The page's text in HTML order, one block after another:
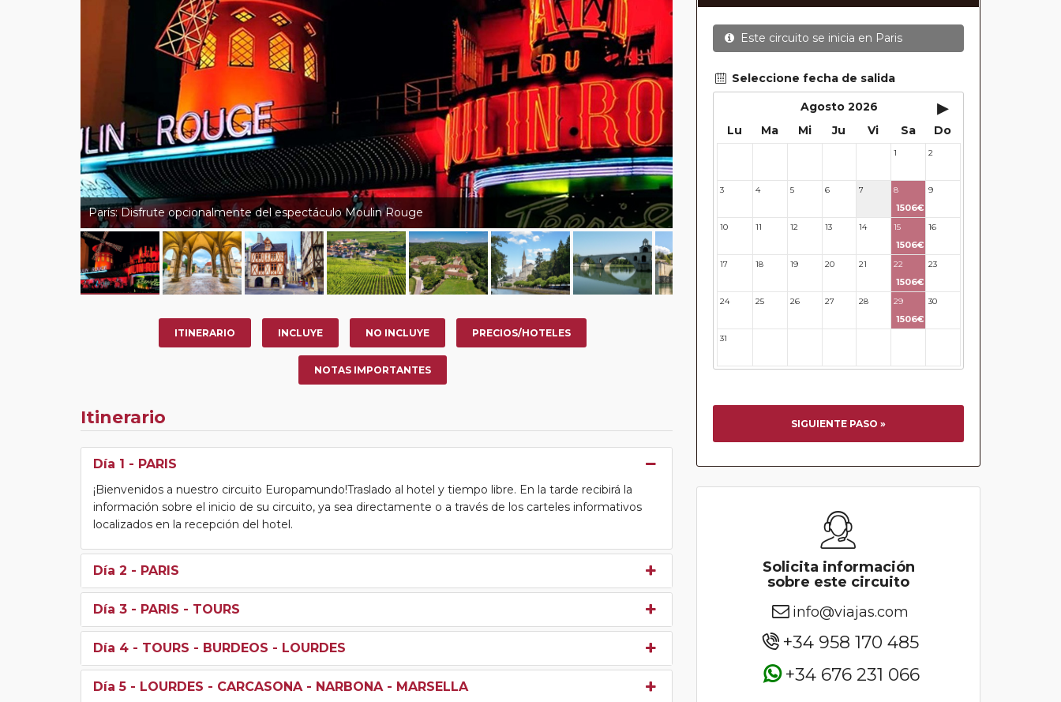
París: Disfrute opcionalmente del espectáculo Moulin Rouge
ITINERARIO INCLUYE NO INCLUYE PRECIOS/HOTELES
NOTAS IMPORTANTES
Itinerario
Día 1 - PARIS
¡Bienvenidos a nuestro circuito Europamundo!Traslado al hotel y tiempo libre. En la tarde recibirá la
información sobre el inicio de su circuito, ya sea directamente o a través de los carteles informativos
localizados en la recepción del hotel.
Día 2 - PARIS
Día 3 - PARIS - TOURS
Día 4 - TOURS - BURDEOS - LOURDES
Día 5 - LOURDES - CARCASONA - NARBONA - MARSELLA
Este circuito se inicia en Paris
Seleccione fecha de salida
Agosto 2026
▸
Lu Ma Mi Ju Vi Sa Do
1 2
3 4 5 6 7 8
1506€
9
10 11 12 13 14 15
1506€
16
17 18 19 20 21 22
1506€
23
24 25 26 27 28 29
1506€
30
31
SIGUIENTE PASO »
Solicita información
sobre este circuito
info@viajas.com
+34 958 170 485
+34 676 231 066